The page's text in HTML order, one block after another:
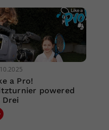
a Pro!
powered
Drei